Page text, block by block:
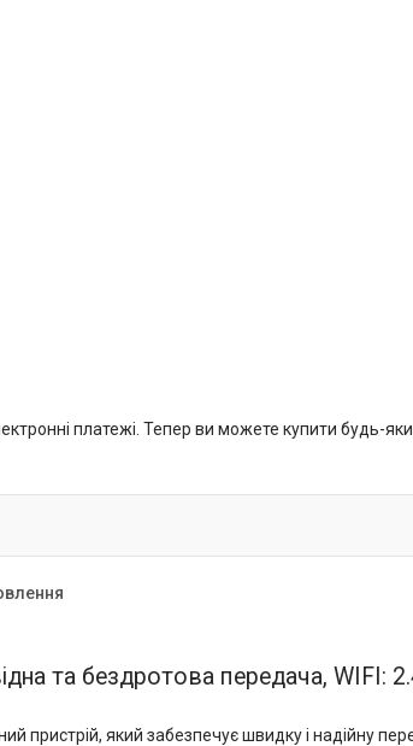
платежі. Тепер ви можете купити будь-
та бездротова передача, WIFI:
пристрій, який забезпечує швидку і надійну